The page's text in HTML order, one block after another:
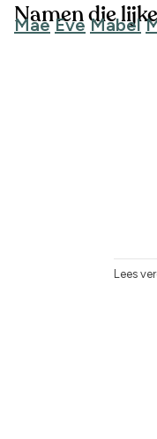
Namen die
Mae Eve Mabel
Lees